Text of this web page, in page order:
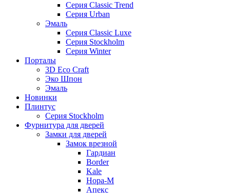
Серия Classic Trend
Серия Urban
Эмаль
Серия Classic Luxe
Серия Stockholm
Серия Winter
Порталы
3D Eco Craft
Эко Шпон
Эмаль
Новинки
Плинтус
Серия Stockholm
Фурнитура для дверей
Замки для дверей
Замок врезной
Гардиан
Border
Kale
Нора-М
Апекс